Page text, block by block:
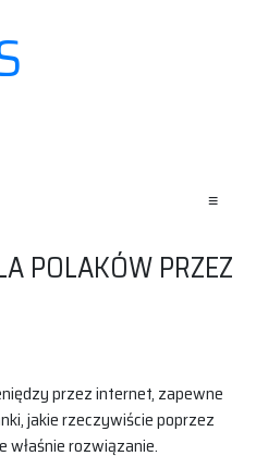
≡
POLAKÓW PRZEZ
przez internet, zapewne
jakie rzeczywiście poprzez
właśnie rozwiązanie.